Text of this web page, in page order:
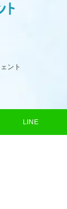
ント
LINE